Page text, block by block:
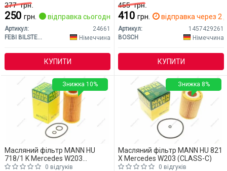
277грн.
250 грн. відправка сьогодні
Артикул:
24661
FEBI BILSTEIN
Німеччина
КУПИТИ
455грн.
410 грн. відправка через 2
Артикул:
1457429261
BOSCH
Німеччина
КУПИТИ
Масляний фільтр MANN HU
718/1 K Mercedes W203
(CLASS-C)
0 відгуків
Знижка 10%
Масляний фільтр MANN HU 821
X Mercedes W203 (CLASS-C)
0 відгуків
Знижка 8%